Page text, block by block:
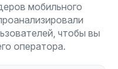
мобильного
чтобы вы
оператора.